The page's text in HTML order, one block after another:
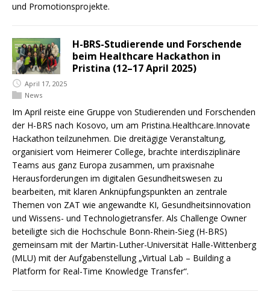
und Promotionsprojekte.
H-BRS-Studierende und Forschende
beim Healthcare Hackathon in
Pristina (12–17 April 2025)
April 17, 2025
News
Im April reiste eine Gruppe von Studierenden und Forschenden
der H-BRS nach Kosovo, um am Pristina.Healthcare.Innovate
Hackathon teilzunehmen. Die dreitägige Veranstaltung,
organisiert vom Heimerer College, brachte interdisziplinäre
Teams aus ganz Europa zusammen, um praxisnahe
Herausforderungen im digitalen Gesundheitswesen zu
bearbeiten, mit klaren Anknüpfungspunkten an zentrale
Themen von ZAT wie angewandte KI, Gesundheitsinnovation
und Wissens- und Technologietransfer. Als Challenge Owner
beteiligte sich die Hochschule Bonn-Rhein-Sieg (H-BRS)
gemeinsam mit der Martin-Luther-Universität Halle-Wittenberg
(MLU) mit der Aufgabenstellung „Virtual Lab – Building a
Platform for Real-Time Knowledge Transfer“.